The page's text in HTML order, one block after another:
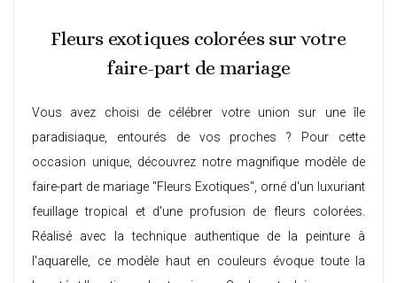
Fleurs exotiques colorées sur votre
faire-part de mariage
Vous avez choisi de célébrer votre union sur une île
paradisiaque, entourés de vos proches ? Pour cette
occasion unique, découvrez notre magnifique modèle de
faire-part de mariage "Fleurs Exotiques", orné d'un luxuriant
feuillage tropical et d'une profusion de fleurs colorées.
Réalisé avec la technique authentique de la peinture à
l'aquarelle, ce modèle haut en couleurs évoque toute la